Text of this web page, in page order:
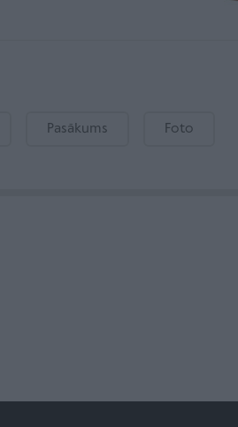
Pasākums Foto